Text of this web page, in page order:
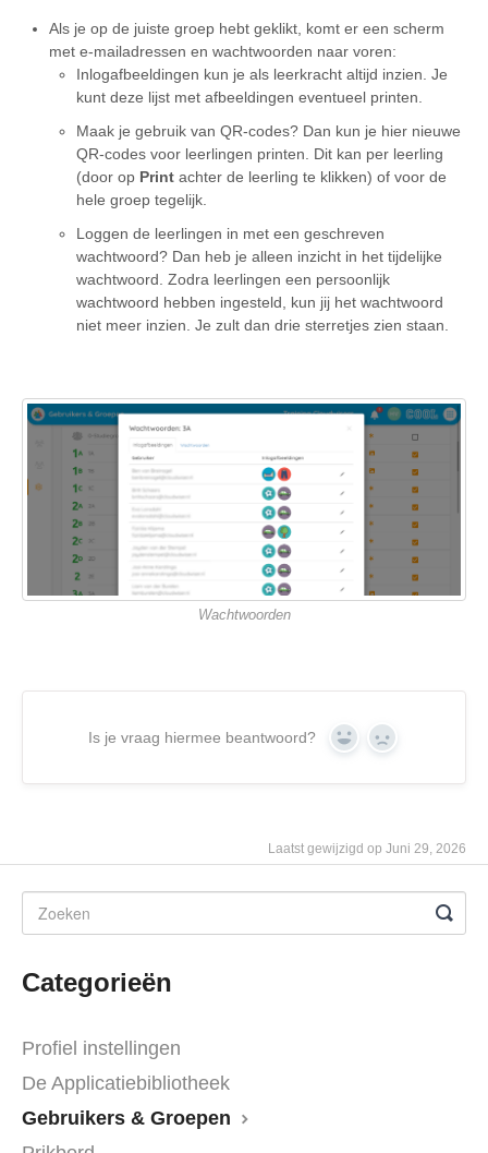
Als je op de juiste groep hebt geklikt, komt er een scherm
met e-mailadressen en wachtwoorden naar voren:
Inlogafbeeldingen kun je als leerkracht altijd inzien. Je
kunt deze lijst met afbeeldingen eventueel printen.
Maak je gebruik van QR-codes? Dan kun je hier nieuwe
QR-codes voor leerlingen printen. Dit kan per leerling
(door op Print achter de leerling te klikken) of voor de
hele groep tegelijk.
Loggen de leerlingen in met een geschreven
wachtwoord? Dan heb je alleen inzicht in het tijdelijke
wachtwoord. Zodra leerlingen een persoonlijk
wachtwoord hebben ingesteld, kun jij het wachtwoord
niet meer inzien. Je zult dan drie sterretjes zien staan.
Wachtwoorden
Is je vraag hiermee beantwoord? Yes No
Laatst gewijzigd op Juni 29, 2026
Categorieën
Profiel instellingen
De Applicatiebibliotheek
Gebruikers & Groepen